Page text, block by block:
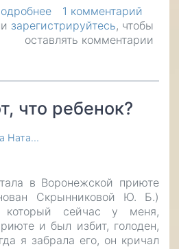
Ребенок
и
1 комментарий
зарегистрируйтесь, чтобы
оставлять комментарии
что ребенок?
Ната…
в Воронежской приюте
Скрынниковой Ю. Б.)
сейчас у меня,
и был избит, голоден,
я забрала его, он кричал